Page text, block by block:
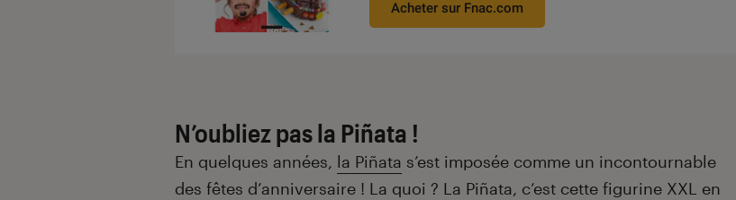
Acheter sur Fnac.com
N’oubliez pas la Piñata !
En quelques années, la Piñata s’est imposée comme un incontournable
des fêtes d’anniversaire ! La quoi ? La Piñata, c’est cette figurine XXL en